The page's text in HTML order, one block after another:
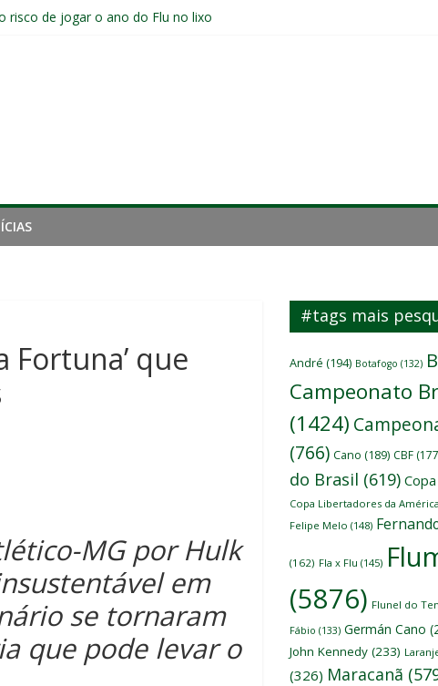
seis jogos, a pior sequência desde a crise de 2024
saída de Zubeldía após eliminação
de Zubeldía
Fortuna’ que
MG por Hulk
em
se tornaram
que pode levar o
#tags mais
André (194) Botafogo (132)
Campeonato
(1424)
(766) Cano (189) CBF
do Brasil (619)
Copa Libertadores da América
Felipe Melo (148)
(162) Fla x Flu (145)
(5876) Flunel do
Fábio (133) Germán Cano
John Kennedy (233)
(326) Maracanã